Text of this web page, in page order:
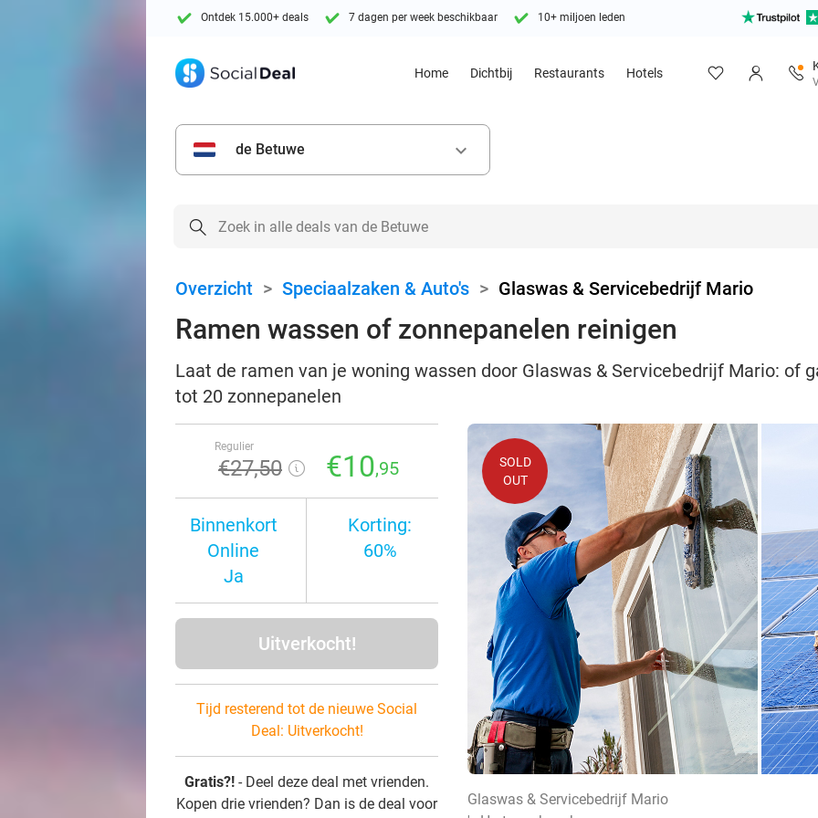
Ontdek 15.000+ deals 7 dagen per week beschikbaar 10+ miljoen leden
Home Dichtbij Restaurants Hotels
de Betuwe keyboard_arrow_down
Overzicht > Speciaalzaken & Auto's > Glaswas & Servicebedrijf Mario
Ramen wassen of zonnepanelen reinigen
Laat de ramen van je woning wassen door Glaswas & Servicebedrijf Mario: of
tot 20 zonnepanelen
Regulier
€27,50 €10,95
Binnenkort
Online
Ja
Korting:
60%
Uitverkocht!
Tijd resterend tot de nieuwe Social
Deal: Uitverkocht!
Gratis?! - Deel deze deal met vrienden.
Kopen drie vrienden? Dan is de deal voor
SOLD
OUT
Glaswas & Servicebedrijf Mario